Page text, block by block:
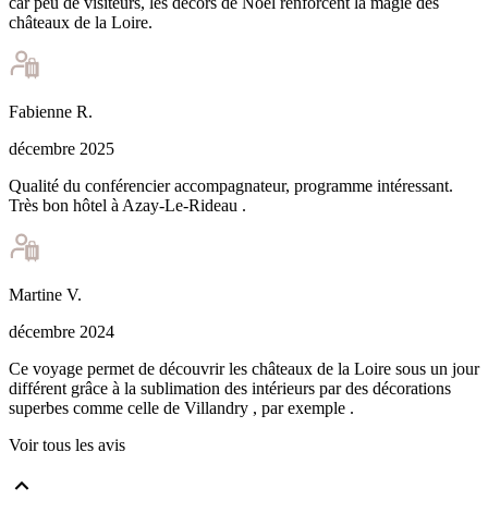
châteaux de la Loire.
Fabienne R.
décembre 2025
Qualité du conférencier accompagnateur, programme intéressant.
Très bon hôtel à Azay-Le-Rideau .
Martine V.
décembre 2024
Ce voyage permet de découvrir les châteaux de la Loire sous un jour
différent grâce à la sublimation des intérieurs par des décorations
superbes comme celle de Villandry , par exemple .
Voir tous les avis